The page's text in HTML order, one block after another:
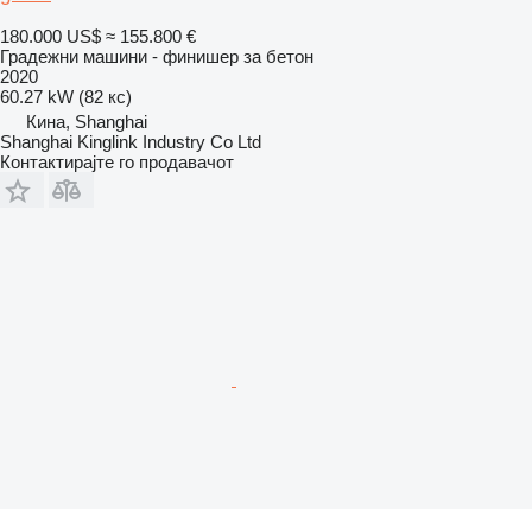
180.000 US$ ≈ 155.800 €
Градежни машини - финишер за бетон
2020
60.27 kW (82 кс)
Кина, Shanghai
Shanghai Kinglink Industry Co Ltd
Контактирајте го продавачот